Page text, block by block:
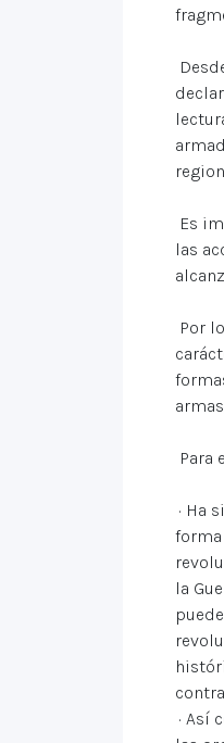
Es
las
Por
Para
· Ha
forma
la
· Así